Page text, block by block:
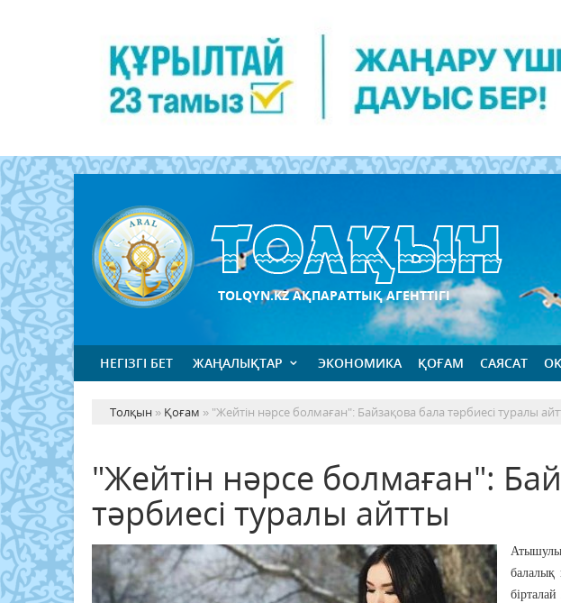
TOLQYN.KZ АҚПАРАТТЫҚ АГЕНТТІГІ
НЕГІЗГІ БЕТ ЖАҢАЛЫҚТАР ЭКОНОМИКА ҚОҒАМ САЯСАТ
Толқын » Қоғам » "Жейтін нәрсе болмаған": Байзақова бала тәрбиесі туралы
"Жейтін нәрсе болмаған":
тәрбиесі туралы айтты
балалық